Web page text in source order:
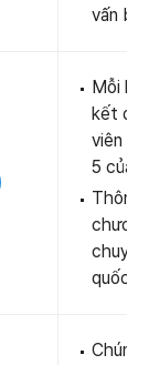
vấn
Mỗi
kết đại
viên
5 của
Thông
quốc
Chúng